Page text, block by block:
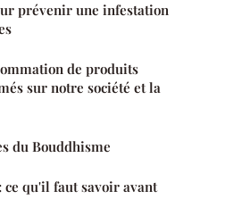
prévenir une infestation
de produits
sur notre société et la
du Bouddhisme
ce qu'il faut savoir avant